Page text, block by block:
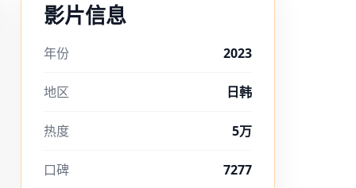
影片信息
年份 2023
地区 日韩
热度 5万
口碑 7277